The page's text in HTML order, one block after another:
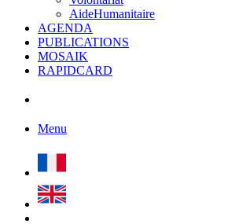
AideHumanitaire
AGENDA
PUBLICATIONS
MOSAIK
RAPIDCARD
Menu